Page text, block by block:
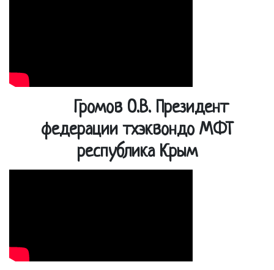
Громов О.В. Президент
федерации тхэквондо МФТ
республика Крым